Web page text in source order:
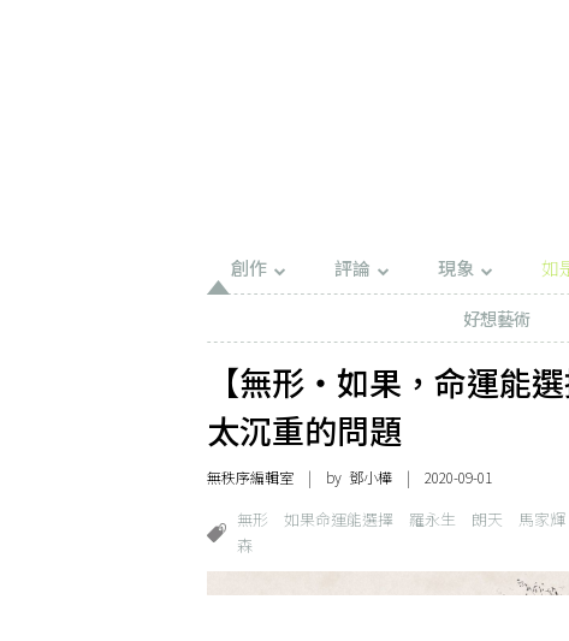
創作 評論 現象 如
好想藝術
【無形・如果，命運能
太沉重的問題
無秩序編輯室 | by 鄧小樺 | 2020-09-01
無形 如果命運能選擇 羅永生 朗天 馬家輝
森